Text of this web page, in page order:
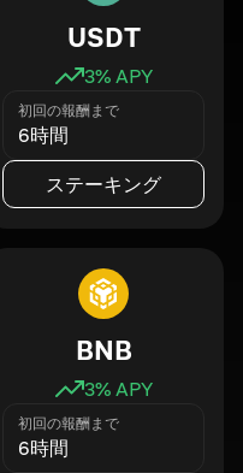
USDT
3% APY
初回の報酬まで
6時間
ステーキング
BNB
3% APY
初回の報酬まで
6時間